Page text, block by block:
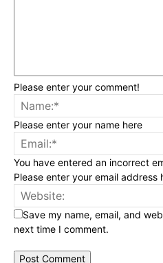
Please enter your comment!
Please enter your name here
You have entered an incorrect
Please enter your email address
Save my name, email, and
next time I comment.